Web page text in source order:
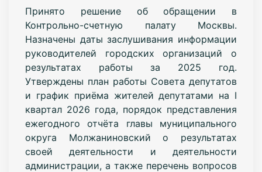
Принято решение об обращении в
Контрольно-счетную палату Москвы.
Назначены даты заслушивания информации
руководителей городских организаций о
результатах работы за 2025 год.
Утверждены план работы Совета депутатов
и график приёма жителей депутатами на I
квартал 2026 года, порядок представления
ежегодного отчёта главы муниципального
округа Молжаниновский о результатах
своей деятельности и деятельности
администрации, а также перечень вопросов